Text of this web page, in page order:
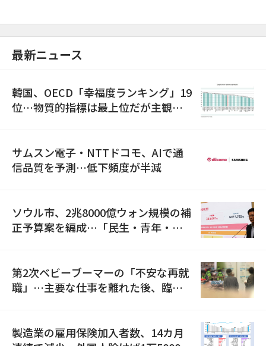
最新ニュース
韓国、OECD「幸福度ランキング」19
位…物質的指標は最上位だが主観的
サムスン電子・NTTドコモ、AIで通
信品質を予測…低下頻度が半減
ソウル市、2兆8000億ウォン規模の補
正予算案を編成…「民生・青年・安
第2次ベビーブーマーの「不安な再就
職」…主要な仕事を離れた後、臨時
製造業の雇用保険加入者数、14カ月